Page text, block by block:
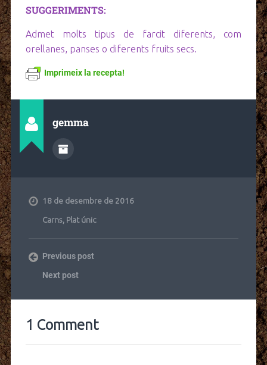
SUGGERIMENTS:
Admet molts tipus de farcit diferents, com
orellanes, panses o diferents fruits secs.
Imprimeix la recepta!
gemma
18 de desembre de 2016
Carns, Plat únic
Previous post
Next post
1 Comment